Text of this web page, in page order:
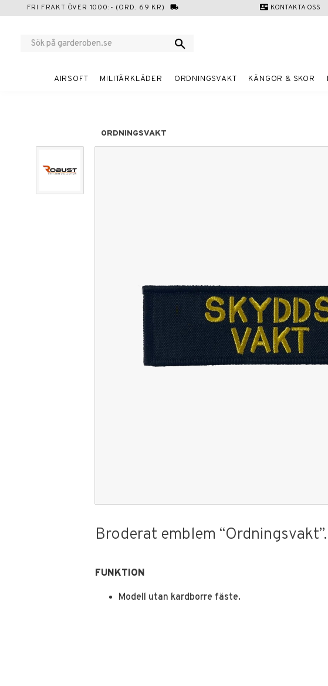
FRI FRAKT ÖVER 1000:- (ORD. 69 KR) local_shipping contact_mail KONTAKTA OSS
AIRSOFT MILITÄRKLÄDER ORDNINGSVAKT KÄNGOR & SKOR
ORDNINGSVAKT
Broderat emblem “Ordningsvakt”.
FUNKTION
Modell utan kardborre fäste.